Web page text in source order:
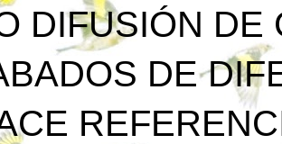
DIFUSIÓN DE
DE